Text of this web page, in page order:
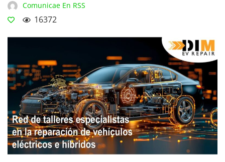
Comunicae En RSS
16372